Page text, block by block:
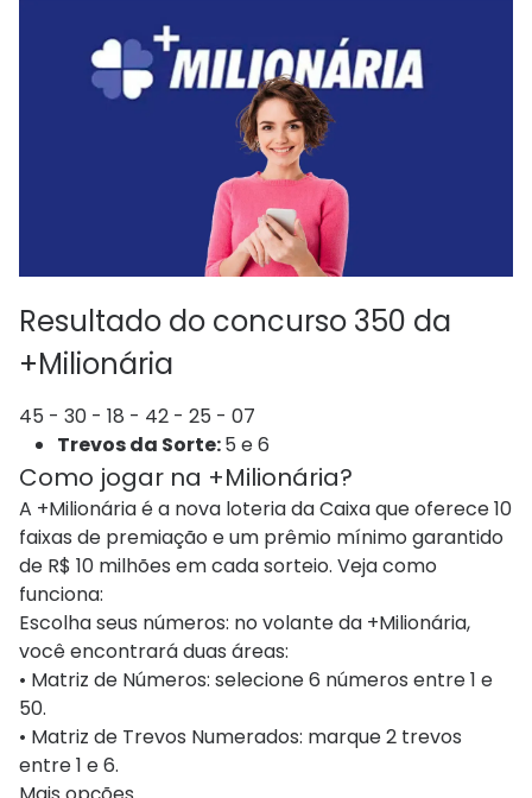
Resultado do concurso 350 da
+Milionária
45 - 30 - 18 - 42 - 25 - 07
Trevos da Sorte:5 e 6
Como jogar na +Milionária?
A +Milionária é a nova loteria da Caixa que oferece 10
faixas de premiação e um prêmio mínimo garantido
de R$ 10 milhões em cada sorteio. Veja como
funciona:
Escolha seus números: no volante da +Milionária,
você encontrará duas áreas:
• Matriz de Números: selecione 6 números entre 1 e
50.
• Matriz de Trevos Numerados: marque 2 trevos
entre 1 e 6.